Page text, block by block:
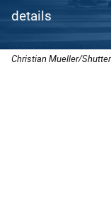
details
Christian Mueller/